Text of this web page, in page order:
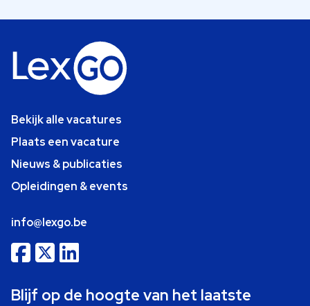
Bekijk alle vacatures
Plaats een vacature
Nieuws & publicaties
Opleidingen & events
info@lexgo.be
Blijf op de hoogte van het laatste